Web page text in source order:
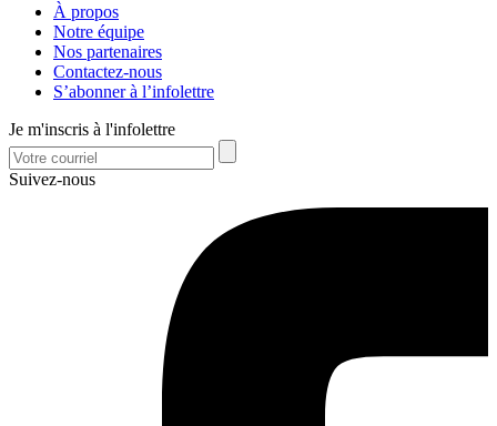
À propos
Notre équipe
Nos partenaires
Contactez-nous
S’abonner à l’infolettre
Je m'inscris à l'infolettre
Suivez-nous